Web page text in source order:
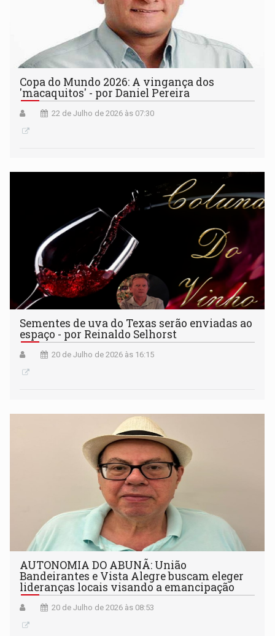
Copa do Mundo 2026: A vingança dos
'macaquitos' - por Daniel Pereira
22 de Julho de 2026 às 07:30
Sementes de uva do Texas serão enviadas ao
espaço - por Reinaldo Selhorst
20 de Julho de 2026 às 16:15
AUTONOMIA DO ABUNÃ: União
Bandeirantes e Vista Alegre buscam eleger
lideranças locais visando a emancipação
20 de Julho de 2026 às 08:53